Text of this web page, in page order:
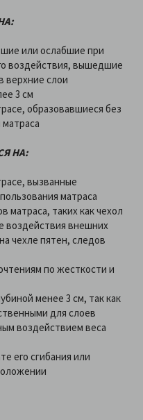
или ослабшие при
воздействия, вышедшие
верхние слои
3 см
образовавшиеся без
НА:
вызванные
матраса
матраса, таких как чехол
воздействия внешних
чехле пятен, следов
по жесткости и
менее 3 см, так как
для слоев
воздействием веса
его сгибания или